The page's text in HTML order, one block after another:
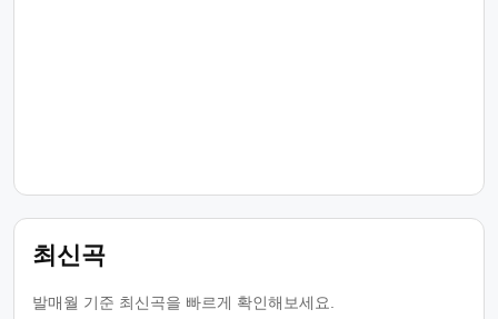
최신곡
발매월 기준 최신곡을 빠르게 확인해보세요.